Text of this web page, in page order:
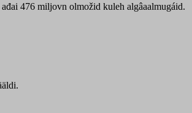
476 miljovn olmožid kuleh algâaalmugáid.